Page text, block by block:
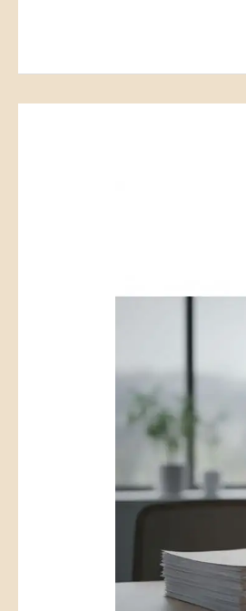
登
記
業
潮
多
少？
申